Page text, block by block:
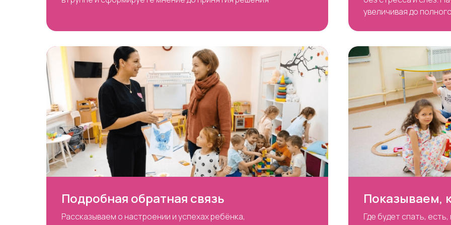
увеличивая до
Подробная обратная связь
Рассказываем о настроении и успехах ребёнка,
Показываем,
Где будет спать,